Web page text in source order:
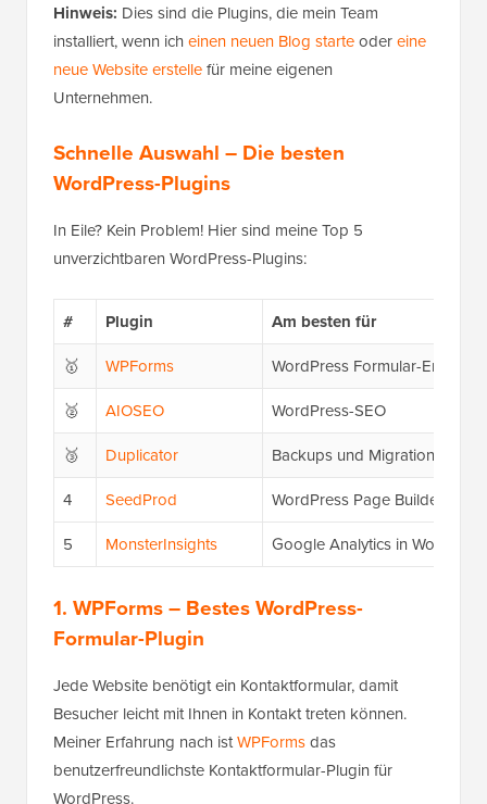
Hinweis: Dies sind die Plugins, die mein Team
installiert, wenn icheinen neuen Blog starteodereine
neue Website erstellefür meine eigenen
Unternehmen.
Schnelle Auswahl – Die besten
WordPress-Plugins
In Eile? Kein Problem! Hier sind meine Top 5
unverzichtbaren WordPress-Plugins:
# Plugin
Am besten für
🥇
WPForms
WordPress Formular-Ersteller
🥈
AIOSEO
WordPress-SEO
🥉
Duplicator
Backups und Migrationen
4
SeedProd
WordPress Page Builder
5
MonsterInsights Google Analytics in
1. WPForms– Bestes WordPress-
Formular-Plugin
Jede Website benötigt ein Kontaktformular, damit
Besucher leicht mit Ihnen in Kontakt treten können.
Meiner Erfahrung nach istWPFormsdas
benutzerfreundlichste Kontaktformular-Plugin für
WordPress.